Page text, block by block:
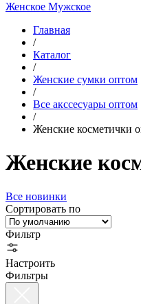
Женское Мужское
Главная
/
Каталог
/
Женские сумки оптом
/
Все акссесуары оптом
/
Женские косметички
Женские
Все новинки
Сортировать по
Фильтр
Настроить
Фильтры